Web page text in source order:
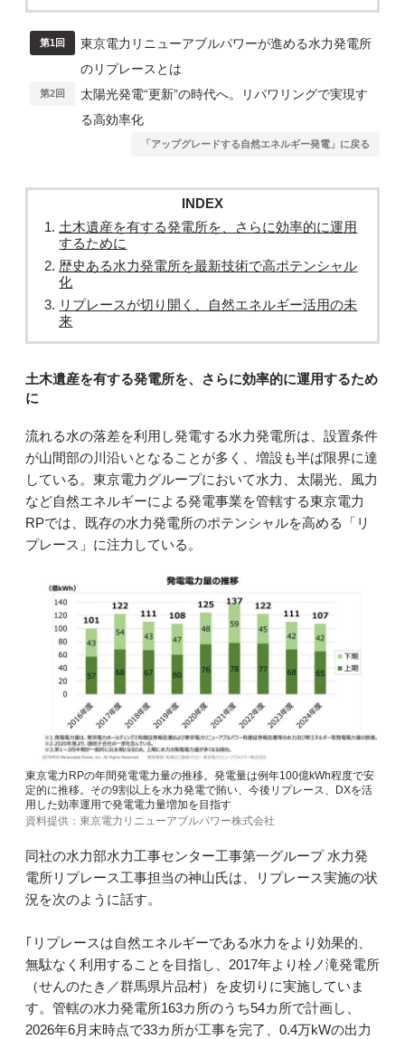
第1回
東京電力リニューアブルパワーが進める水力発電所
のリプレースとは
第2回
太陽光発電“更新”の時代へ。リパワリングで実現す
る高効率化
「アップグレードする自然エネルギー発電」に戻る
INDEX
土木遺産を有する発電所を、さらに効率的に運用
するために
歴史ある水力発電所を最新技術で高ポテンシャル
化
リプレースが切り開く、自然エネルギー活用の未
来
土木遺産を有する発電所を、さらに効率的に運用するため
に
流れる水の落差を利用し発電する水力発電所は、設置条件
が山間部の川沿いとなることが多く、増設も半ば限界に達
している。東京電力グループにおいて水力、太陽光、風力
など自然エネルギーによる発電事業を管轄する東京電力
RPでは、既存の水力発電所のポテンシャルを高める「リ
プレース」に注力している。
東京電力RPの年間発電電力量の推移。発電量は例年100億kWh程度で安
定的に推移。その9割以上を水力発電で賄い、今後リプレース、DXを活
用した効率運用で発電電力量増加を目指す
資料提供：東京電力リニューアブルパワー株式会社
同社の水力部水力工事センター工事第一グループ 水力発
電所リプレース工事担当の神山氏は、リプレース実施の状
況を次のように話す。
｢リプレースは自然エネルギーである水力をより効果的、
無駄なく利用することを目指し、2017年より栓ノ滝発電所
（せんのたき／群馬県片品村）を皮切りに実施していま
す。管轄の水力発電所163カ所のうち54カ所で計画し、
2026年6月末時点で33カ所が工事を完了、0.4万kWの出力